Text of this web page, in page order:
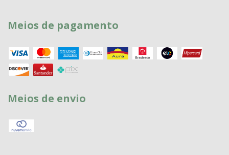
Meios de pagamento
Meios de envio